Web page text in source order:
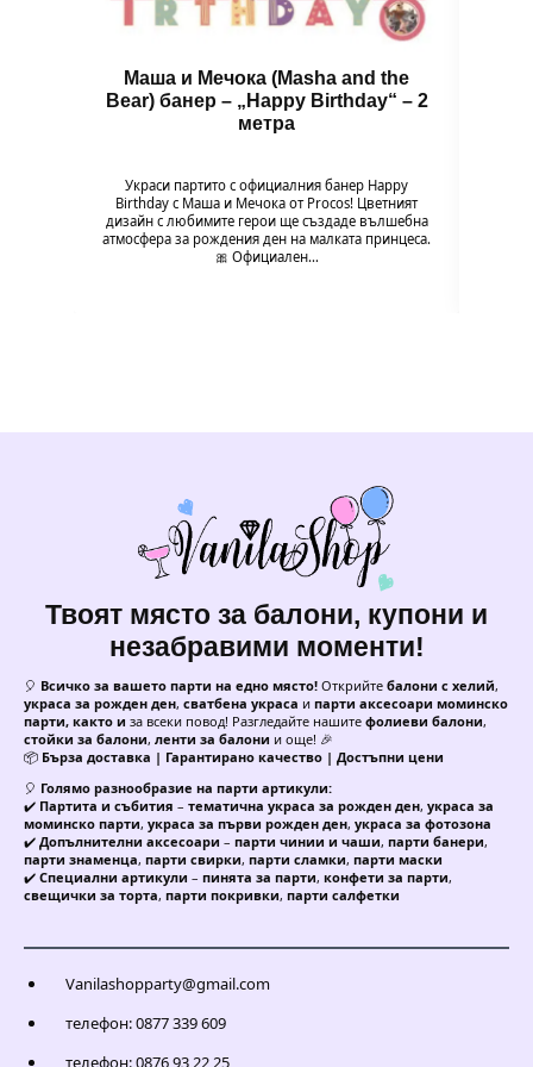
Маша и Мечока (Masha and the
Bear) банер – „Happy Birthday“ – 2
метра
Украси партито с официалния банер Happy
Birthday с Маша и Мечока от Procos! Цветният
дизайн с любимите герои ще създаде вълшебна
атмосфера за рождения ден на малката принцеса.
🎀 Официален…
Твоят място за балони, купони и
незабравими моменти!
🎈 Всичко за вашето парти на едно място! Открийте балони с хелий,
украса за рожден ден, сватбена украса и парти аксесоари моминско
парти, както и за всеки повод! Разгледайте нашите фолиеви балони,
стойки за балони, ленти за балони и още! 🎉
📦 Бърза доставка | Гарантирано качество | Достъпни цени
🎈 Голямо разнообразие на парти артикули:
✔️ Партита и събития – тематична украса за рожден ден, украса за
моминско парти, украса за първи рожден ден, украса за фотозона
✔️ Допълнителни аксесоари – парти чинии и чаши, парти банери,
парти знаменца, парти свирки, парти сламки, парти маски
✔️ Специални артикули – пинята за парти, конфети за парти,
свещички за торта, парти покривки, парти салфетки
Vanilashopparty@gmail.com
телефон: 0877 339 609
телефон: 0876 93 22 25